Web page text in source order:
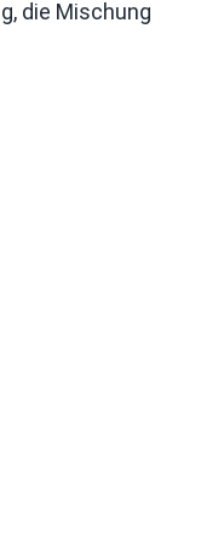
die Mischung